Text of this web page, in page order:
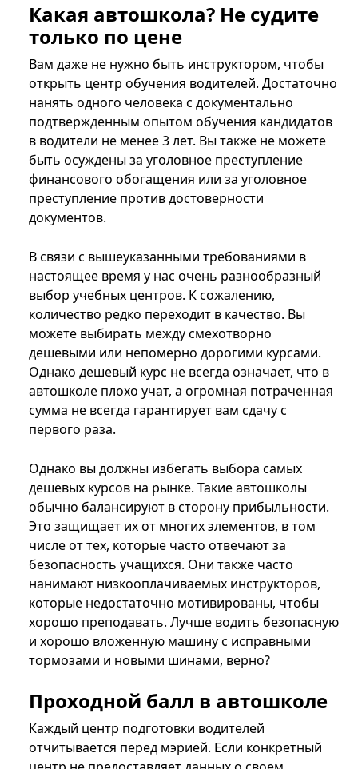
Какая автошкола? Не судите
только по цене
Вам даже не нужно быть инструктором, чтобы
открыть центр обучения водителей. Достаточно
нанять одного человека с документально
подтвержденным опытом обучения кандидатов
в водители не менее 3 лет. Вы также не можете
быть осуждены за уголовное преступление
финансового обогащения или за уголовное
преступление против достоверности
документов.
В связи с вышеуказанными требованиями в
настоящее время у нас очень разнообразный
выбор учебных центров. К сожалению,
количество редко переходит в качество. Вы
можете выбирать между смехотворно
дешевыми или непомерно дорогими курсами.
Однако дешевый курс не всегда означает, что в
автошколе плохо учат, а огромная потраченная
сумма не всегда гарантирует вам сдачу с
первого раза.
Однако вы должны избегать выбора самых
дешевых курсов на рынке. Такие автошколы
обычно балансируют в сторону прибыльности.
Это защищает их от многих элементов, в том
числе от тех, которые часто отвечают за
безопасность учащихся. Они также часто
нанимают низкооплачиваемых инструкторов,
которые недостаточно мотивированы, чтобы
хорошо преподавать. Лучше водить безопасную
и хорошо вложенную машину с исправными
тормозами и новыми шинами, верно?
Проходной балл в автошколе
Каждый центр подготовки водителей
отчитывается перед мэрией. Если конкретный